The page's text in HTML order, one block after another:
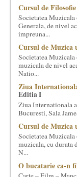
Cursul de
Societatea
Generala, de nivel
impreuna...
Cursul de Muzica
Societatea Muzicala
muzicala de nivel
Natio...
Ziua
Editia I
Ziua Internationala
Bucuresti, Sala
Cursul de Muzica
Societatea Muzicala
muzicala, cu durata
N...
O bucatarie ca-n